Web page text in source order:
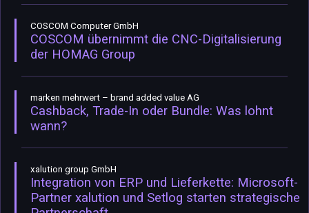
COSCOM Computer GmbH
COSCOM übernimmt die CNC-Digitalisierung
der HOMAG Group
marken mehrwert – brand added value AG
Cashback, Trade-In oder Bundle: Was lohnt
wann?
xalution group GmbH
Integration von ERP und Lieferkette: Microsoft-
Partner xalution und Setlog starten strategische